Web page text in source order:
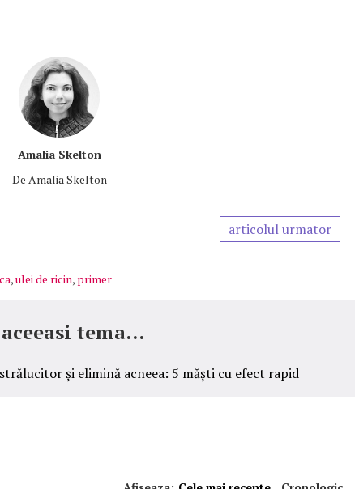
Amalia Skelton
De Amalia Skelton
articolul urmator
,ulei de ricin, primer
aceeasi tema...
și elimină acneea: 5 măști cu efect rapid